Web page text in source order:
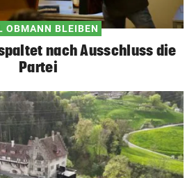
OBMANN BLEIBEN
nach Ausschluss die
Partei